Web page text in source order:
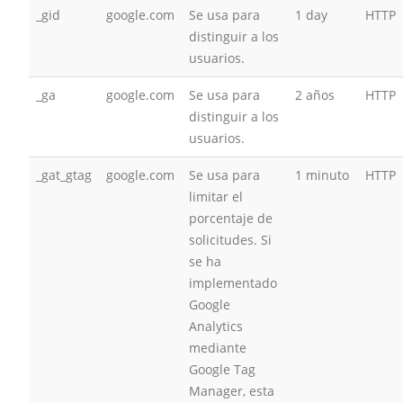
_gid google.com
Se usa para
distinguir a los
usuarios.
1 day HTTP
_ga google.com
Se usa para
distinguir a los
usuarios.
2 años HTTP
_gat_gtag google.com
Se usa para
limitar el
porcentaje de
solicitudes. Si
se ha
implementado
Google
Analytics
mediante
Google Tag
Manager, esta
1 minuto HTTP